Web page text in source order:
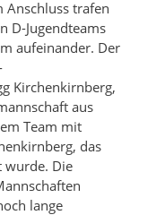
Anschluss trafen
D-Jugendteams
aufeinander. Der
Kirchenkirnberg,
aus
Team mit
das
wurde. Die
lange